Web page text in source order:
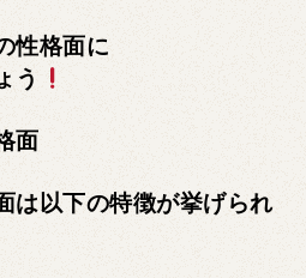
性格面に
う
面
は以下の特徴が挙げられ